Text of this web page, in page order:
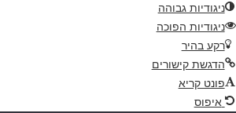
ניגודיות גבוהה
ניגודיות הפוכה
רקע בהיר
הדגשת קישורים
פונט קריא
איפוס